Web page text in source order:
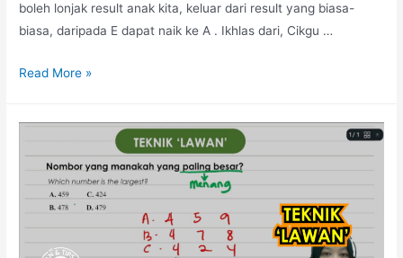
boleh lonjak result anak kita, keluar dari result yang biasa-
biasa, daripada E dapat naik ke A . Ikhlas dari, Cikgu …
Teknik
Read More »